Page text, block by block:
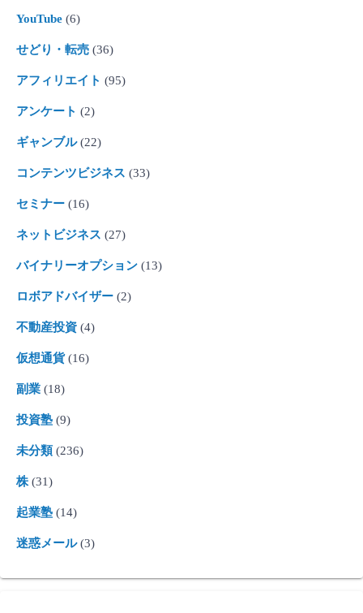
YouTube (6)
せどり・転売 (36)
アフィリエイト (95)
アンケート (2)
ギャンブル(22)
コンテンツビジネス (33)
セミナー (16)
ネットビジネス (27)
バイナリーオプション (13)
ロボアドバイザー (2)
不動産投資 (4)
仮想通貨(16)
副業 (18)
投資塾 (9)
未分類 (236)
株 (31)
起業塾 (14)
迷惑メール(3)